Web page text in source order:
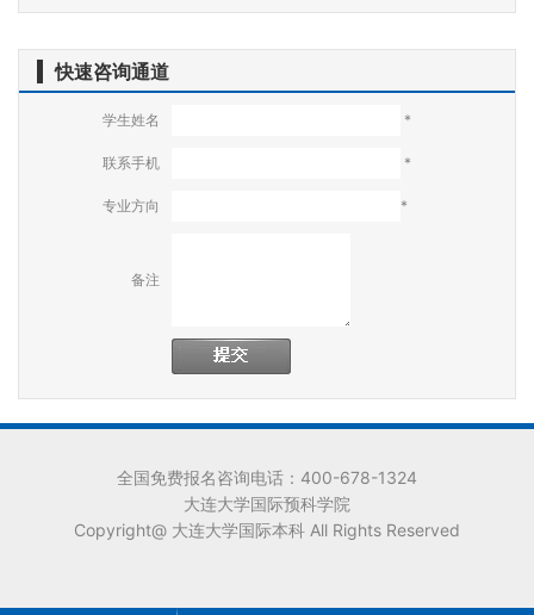
快速咨询通道
学生姓名 *
联系手机 *
专业方向 *
备注
全国免费报名咨询电话：400-678-1324
大连大学国际预科学院
Copyright@ 大连大学国际本科 All Rights Reserved